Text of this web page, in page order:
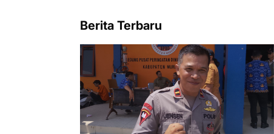
Berita Terbaru